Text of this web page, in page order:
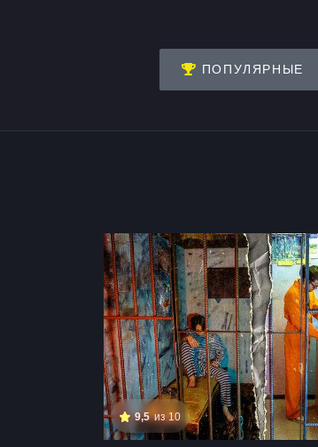
ПОПУЛЯРНЫЕ
9,5 из 10